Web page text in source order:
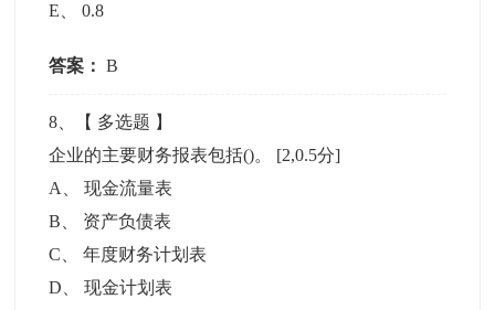
E 、0.8
答案： B
8 、【 多选题 】
企业的主要财务报表包括()。 [2,0.5分]
A
、现金流量表
B
资产负债表
C 、年度财务计划表
D 、现金计划表